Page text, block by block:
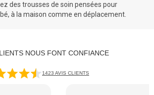
des trousses de soin pensées pour
à la maison comme en déplacement.
NOUS FONT CONFIANCE
1423 AVIS CLIENTS